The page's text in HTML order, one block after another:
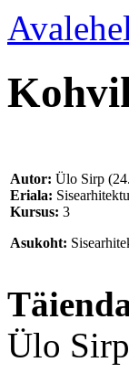
Autor: Ülo Sirp
Eriala:
Kursus: 3
Asukoht:
Ülo